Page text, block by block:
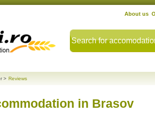
Search for
About us
> Reviews
in Brasov